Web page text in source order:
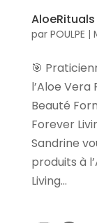
AloeRituals
par POULPE |
🎯
l’Aloe Vera
Beauté
Forever
Sandrine
produits à
Living...